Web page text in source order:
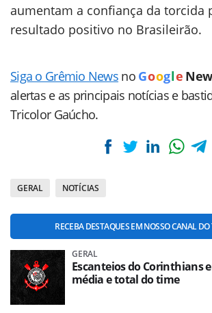
aumentam a confiança da torcida
resultado positivo no Brasileirão.
Siga o Grêmio News no Goog le
alertas e as principais notícias e
Tricolor Gaúcho.
GERAL NOTÍCIAS
RECEBA DESTAQUES EM NOSSO CANAL
GERAL
Escanteios do Corinthians
média e total do time